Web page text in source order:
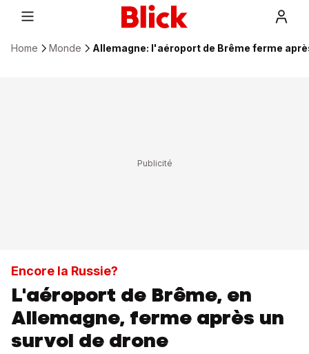
Home Monde Allemagne: l'aéroport de Brême ferme
Encore la Russie?
L'aéroport de Brême, en
Allemagne, ferme après un
survol de drone